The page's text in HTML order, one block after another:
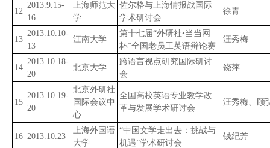
12
2013.9.15-
16
上海师范大
学
佐尔格与上海情报战国际
学术研讨会
徐青
13
2013.10.10-
13
江南大学
第十七届“外研社•当当网
杯”全国老员工英语辩论赛
汪秀梅
14
2013.10.18-
20
北京大学
跨语言视点研究国际研讨
会
饶萍
15
2013.10.19-
20
北京外研社
国际会议中
心
全国高校英语专业教学改
革与发展学术研讨会
汪秀梅、顾
16 2013.10.23
上海外国语
大学
“中国文学走出去：挑战与
机遇”学术研讨会
钱纪芳